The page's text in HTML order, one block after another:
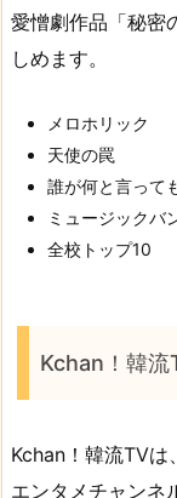
愛憎劇作品「秘密
しめます。
メロホリック
天使の罠
誰が何と言って
ミュージックバ
全校トップ10
Kchan！韓流
Kchan！韓流TVは、
エンタメチャンネ